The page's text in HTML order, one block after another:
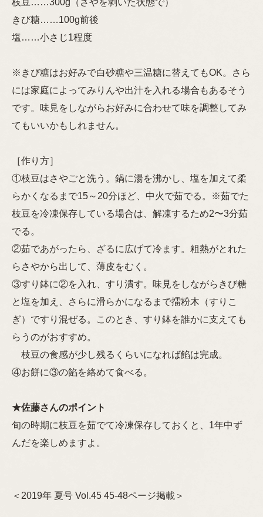
きび糖……100g前後
塩……小さじ1程度
※きび糖はお好みで白砂糖や三温糖に替えてもOK。さら
には家庭によってみりんや出汁を入れる場合もあるそう
です。味見をしながらお好みに合わせて味を調整してみ
てもいいかもしれません。
［作り方］
①枝豆はさやごと洗う。鍋に湯を沸かし、塩を加えて柔
らかくなるまで15～20分ほど、中火で茹でる。※茹でた
枝豆を冷凍保存している場合は、解凍するため2〜3分茹
でる。
②茹であがったら、ざるに広げて冷ます。粗熱がとれた
らさやから出して、薄皮をむく。
③すり鉢に②を入れ、すり潰す。味見をしながらきび糖
と塩を加え、さらに滑らかになるまで擂粉木（すりこ
ぎ）ですり混ぜる。このとき、すり鉢を誰かに支えても
らうのがおすすめ。
枝豆の食感が少し残るくらいになれば餡は完成。
④お餅に③の餡を絡めて食べる。
★佐藤さんのポイント
旬の時期に枝豆を茹でて冷凍保存しておくと、1年中ず
んだを楽しめますよ。
＜2019年 夏号 Vol.45 45-48ページ掲載＞